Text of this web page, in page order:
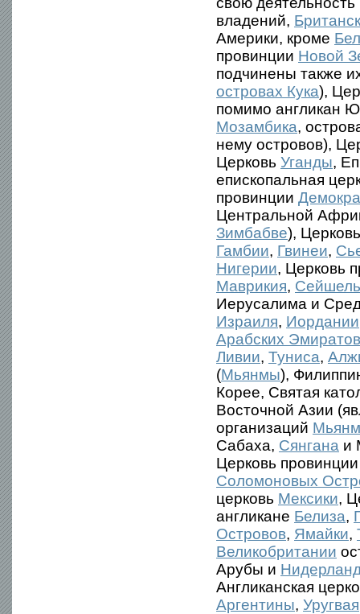
владений,
Америки, кроме
провинции Новой
подчинены также
островах Кука),
помимо англикан
Мозамбика,
нему островов),
Церковь Уганды,
епископальная
провинции
Центральной
Зимбабве),
Гамбии, Гвинеи,
Нигерии, Церковь
Маврикия,
Иерусалима и
Израиля, Иордании
Арабских Эмиратов
Ливии, Туниса,
(Мьянмы),
Корее, Святая
Восточной Азии
организаций
Сабаха, Сянгана и
Церковь
Соломоновых
церковь Мексики,
англикане Белиза,
Островов, Ямайки,
Великобритании
Арубы и
Англиканская
Аргентины, Уругвая